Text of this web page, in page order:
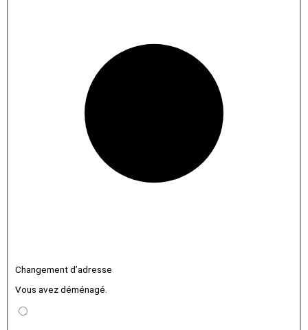
Changement d’adresse
Vous avez déménagé.